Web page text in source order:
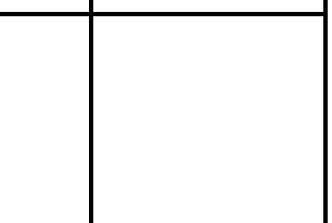
Ширина: 160 см